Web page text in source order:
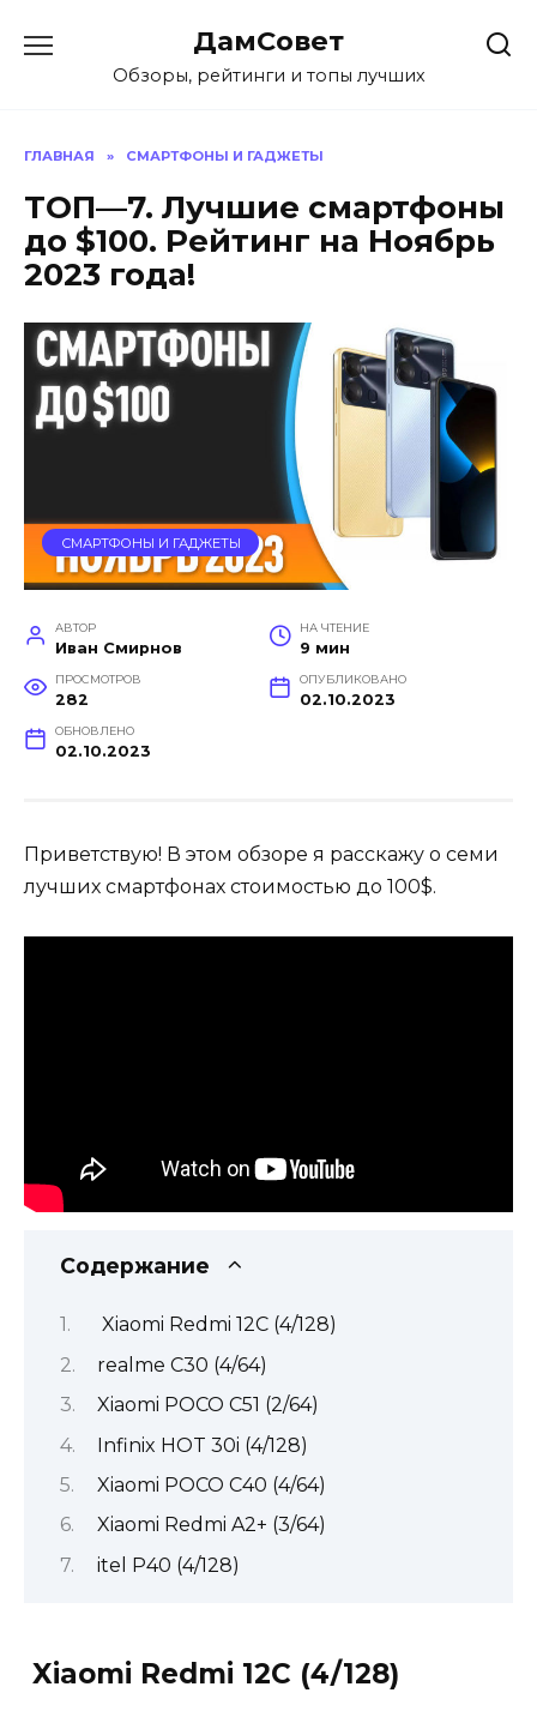
содержанию
ДамСовет
Обзоры, рейтинги и топы лучших
ГЛАВНАЯ » СМАРТФОНЫ И ГАДЖЕТЫ
ТОП—7. Лучшие смартфоны
до $100. Рейтинг на Ноябрь
2023 года!
СМАРТФОНЫ И ГАДЖЕТЫ
АВТОР
Иван Смирнов
НА ЧТЕНИЕ
9 мин
ПРОСМОТРОВ
282
ОПУБЛИКОВАНО
02.10.2023
ОБНОВЛЕНО
02.10.2023
Приветствую! В этом обзоре я расскажу о семи
лучших смартфонах стоимостью до 100$.
Содержание
Xiaomi Redmi 12C (4/128)
realme C30 (4/64)
Xiaomi POCO C51 (2/64)
Infinix HOT 30i (4/128)
Xiaomi POCO C40 (4/64)
Xiaomi Redmi A2+ (3/64)
itel P40 (4/128)
Xiaomi Redmi 12C (4/128)